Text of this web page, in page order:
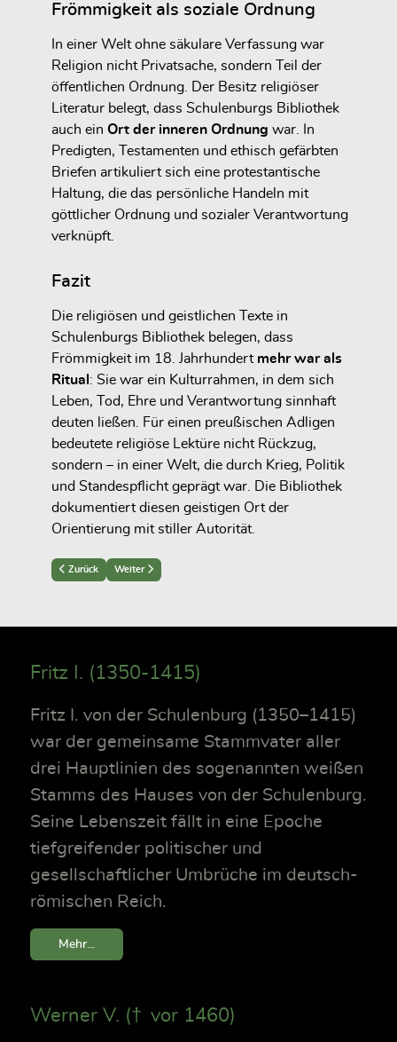
Frömmigkeit als soziale Ordnung
In einer Welt ohne säkulare Verfassung war
Religion nicht Privatsache, sondern Teil der
öffentlichen Ordnung. Der Besitz religiöser
Literatur belegt, dass Schulenburgs Bibliothek
auch ein Ort der inneren Ordnung war. In
Predigten, Testamenten und ethisch gefärbten
Briefen artikuliert sich eine protestantische
Haltung, die das persönliche Handeln mit
göttlicher Ordnung und sozialer Verantwortung
verknüpft.
Fazit
Die religiösen und geistlichen Texte in
Schulenburgs Bibliothek belegen, dass
Frömmigkeit im 18. Jahrhundert mehr war als
Ritual: Sie war ein Kulturrahmen, in dem sich
Leben, Tod, Ehre und Verantwortung sinnhaft
deuten ließen. Für einen preußischen Adligen
bedeutete religiöse Lektüre nicht Rückzug,
sondern – in einer Welt, die durch Krieg, Politik
und Standespflicht geprägt war. Die Bibliothek
dokumentiert diesen geistigen Ort der
Orientierung mit stiller Autorität.
Previous article: Französische Sprache und internationale Perspektive
Zurück Next article: Genealogie und Adelskultur
Weiter
Fritz I. (1350-1415)
Fritz I. von der Schulenburg (1350–1415)
war der gemeinsame Stammvater aller
drei Hauptlinien des sogenannten weißen
Stamms des Hauses von der Schulenburg.
Seine Lebenszeit fällt in eine Epoche
tiefgreifender politischer und
gesellschaftlicher Umbrüche im deutsch-
römischen Reich.
Mehr...
Werner V. († vor 1460)